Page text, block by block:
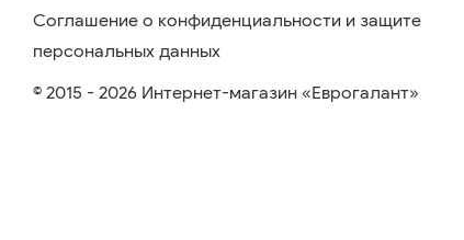
Соглашение о конфиденциальности и защите
персональных данных
© 2015 - 2026 Интернет-магазин «Еврогалант»